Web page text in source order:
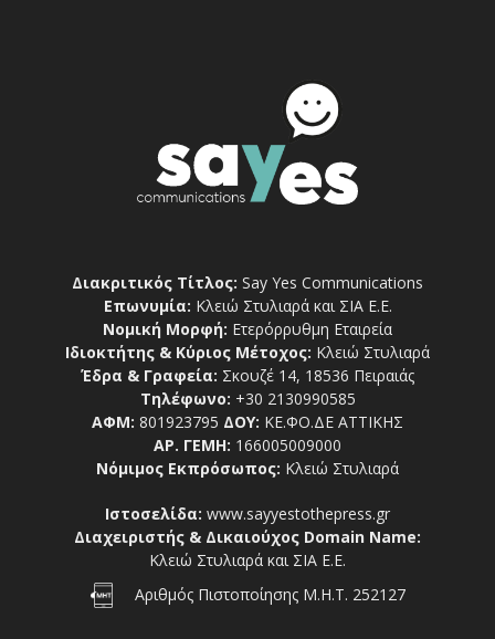
Διακριτικός Τίτλος: Say Yes Communications
Επωνυμία: Κλειώ Στυλιαρά και ΣΙΑ Ε.Ε.
Νομική Μορφή: Ετερόρρυθμη Εταιρεία
Ιδιοκτήτης & Κύριος Μέτοχος: Κλειώ Στυλιαρά
Έδρα & Γραφεία: Σκουζέ 14, 18536 Πειραιάς
Τηλέφωνο: +30 2130990585
ΑΦΜ: 801923795 ΔΟΥ: ΚΕ.ΦΟ.ΔΕ ΑΤΤΙΚΗΣ
ΑΡ. ΓΕΜΗ: 166005009000
Νόμιμος Εκπρόσωπος: Κλειώ Στυλιαρά
Ιστοσελίδα: www.sayyestothepress.gr
Διαχειριστής & Δικαιούχος Domain Name:
Κλειώ Στυλιαρά και ΣΙΑ Ε.Ε.
Αριθμός Πιστοποίησης Μ.Η.Τ. 252127